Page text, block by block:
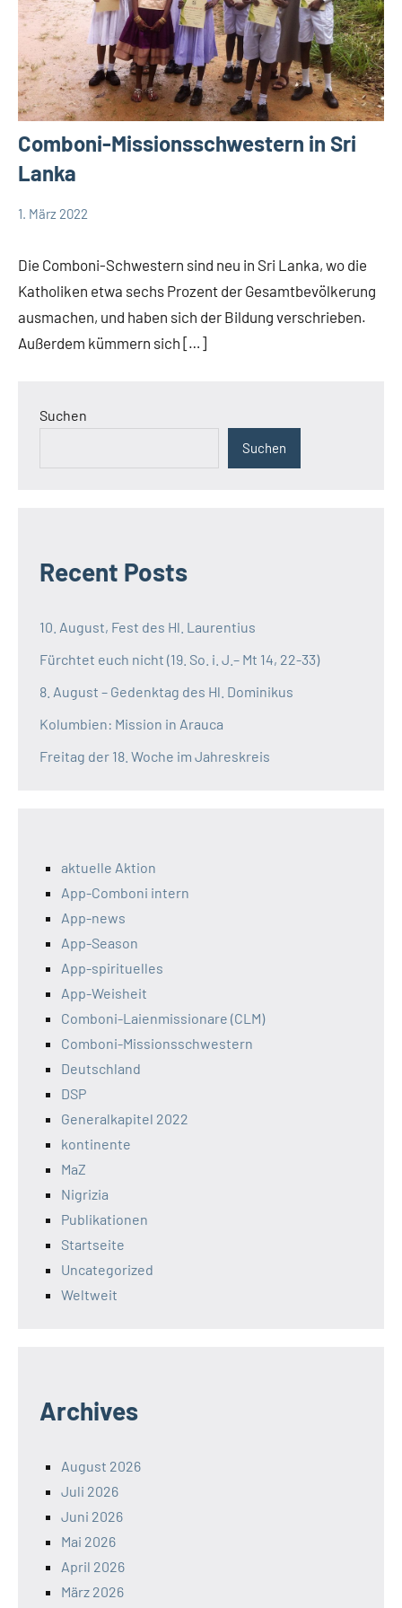
Comboni-Missionsschwestern in Sri
Lanka
Missionsschwestern
1. März 2022
Die Comboni-Schwestern sind neu in Sri Lanka, wo die
Katholiken etwa sechs Prozent der Gesamtbevölkerung
ausmachen, und haben sich der Bildung verschrieben.
Außerdem kümmern sich […]
Suchen
Suchen
Recent Posts
10. August, Fest des Hl. Laurentius
Fürchtet euch nicht (19. So. i. J.– Mt 14, 22-33)
8. August – Gedenktag des Hl. Dominikus
Kolumbien: Mission in Arauca
Freitag der 18. Woche im Jahreskreis
aktuelle Aktion
App-Comboni intern
App-news
App-Season
App-spirituelles
App-Weisheit
Comboni-Laienmissionare (CLM)
Comboni-Missionsschwestern
Deutschland
DSP
Generalkapitel 2022
kontinente
MaZ
Nigrizia
Publikationen
Startseite
Uncategorized
Weltweit
Archives
August 2026
Juli 2026
Juni 2026
Mai 2026
April 2026
März 2026